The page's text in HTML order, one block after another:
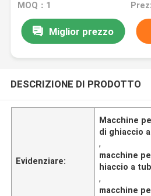
MOQ：1
Miglior prezzo
DESCRIZIONE DI PRODOTTO
Evidenziare:
Macchine
di ghiaccio
,
macchine
hiaccio a
,
macchine